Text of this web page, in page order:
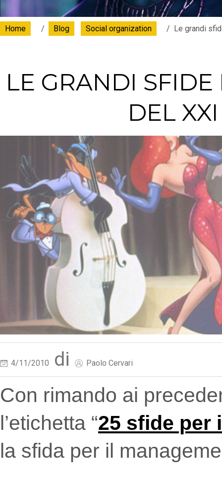
Home Blog Social organization Le grandi
LE GRANDI
DEL
4/11/2010 di Paolo Cervari
Con rimando ai
l’etichetta “25 sfide per
la sfida per il